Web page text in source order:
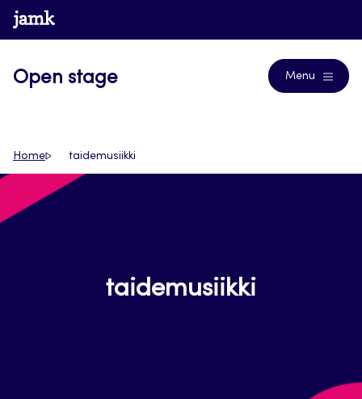
Siirry
suoraan
www.jamk.fi
Open stage Menu
Home taidemusiikki
taidemusiikki